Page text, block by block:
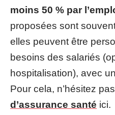
moins 50 % par
proposées sont
elles peuvent être
besoins des salariés
hospitalisation), avec
Pour cela, n’hésitez
d’assurance santé ici.